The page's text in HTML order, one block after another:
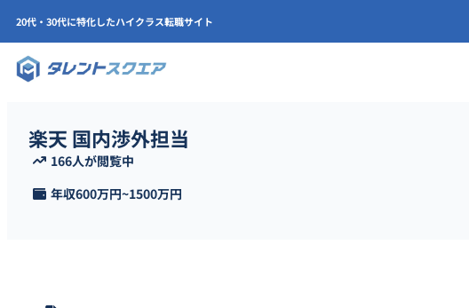
20代・30代に特化したハイクラス転職サイト
楽天 国内渉外担当
166人が閲覧中
年収600万円~1500万円